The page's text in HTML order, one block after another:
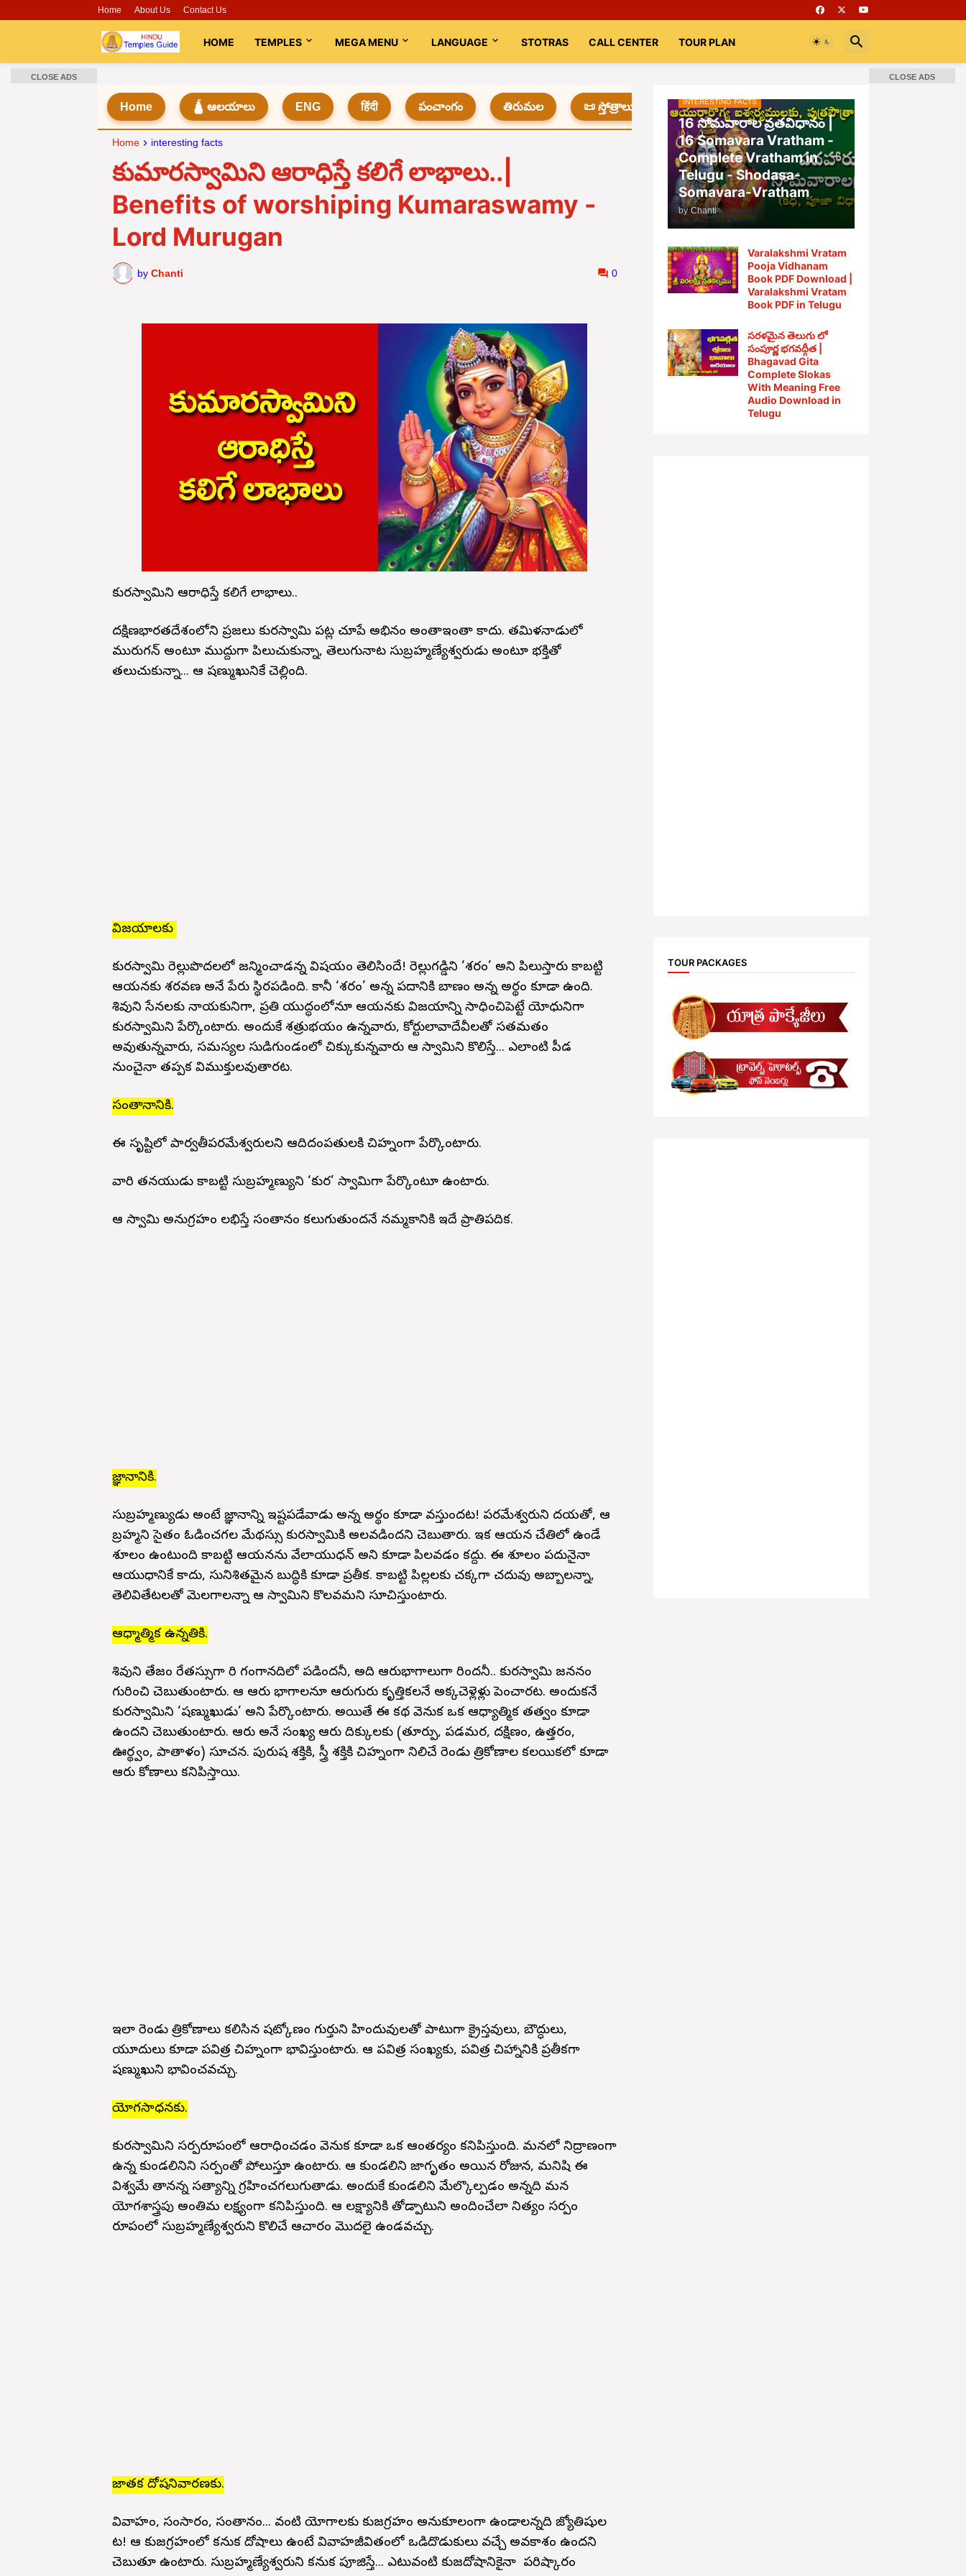
Home About Us Contact Us
HOME TEMPLES MEGA MENU LANGUAGE STOTRAS CALL CENTER TOUR PLAN
Home 🛕 ఆలయాలు ENG हिंदी పంచాంగం తిరుమల 📜 స్తోత్రాలు 📚 Books Rooms భగవద్గీత
Home interesting facts
కుమారస్వామిని ఆరాధిస్తే కలిగే లాభాలు..|
Benefits of worshiping Kumaraswamy -
Lord Murugan
by Chanti 0
కుమారస్వామిని ఆరాధిస్తే కలిగే లాభాలు..
దక్షిణభారతదేశంలోని ప్రజలు కుమారస్వామి పట్ల చూపే అభిమానం అంతాఇంతా కాదు. తమిళనాడులో
మురుగన్ అంటూ ముద్దుగా పిలుచుకున్నా, తెలుగునాట సుబ్రహ్మణ్యేశ్వరుడు అంటూ భక్తితో
తలుచుకున్నా... ఆ షణ్ముఖునికే చెల్లింది.
విజయాలకు
కుమారస్వామి రెల్లుపొదలలో జన్మించాడన్న విషయం తెలిసిందే! రెల్లుగడ్డిని ‘శరం’ అని పిలుస్తారు కాబట్టి
ఆయనకు శరవణ అనే పేరు స్థిరపడింది. కానీ ‘శరం’ అన్న పదానికి బాణం అన్న అర్థం కూడా ఉంది.
శివుని సేనలకు నాయకునిగా, ప్రతి యుద్ధంలోనూ ఆయనకు విజయాన్ని సాధించిపెట్టే యోధునిగా
కుమారస్వామిని పేర్కొంటారు. అందుకే శత్రుభయం ఉన్నవారు, కోర్టులావాదేవీలతో సతమతం
అవుతున్నవారు, సమస్యల సుడిగుండంలో చిక్కుకున్నవారు ఆ స్వామిని కొలిస్తే... ఎలాంటి పీడ
నుంచైనా తప్పక విముక్తులవుతారట.
సంతానానికి.
ఈ సృష్టిలో పార్వతీపరమేశ్వరులని ఆదిదంపతులకి చిహ్నంగా పేర్కొంటారు.
వారి తనయుడు కాబట్టి సుబ్రహ్మణ్యుని ‘కుమార’ స్వామిగా పేర్కొంటూ ఉంటారు.
ఆ స్వామి అనుగ్రహం లభిస్తే సంతానం కలుగుతుందనే నమ్మకానికి ఇదే ప్రాతిపదిక.
జ్ఞానానికి.
సుబ్రహ్మణ్యుడు అంటే జ్ఞానాన్ని ఇష్టపడేవాడు అన్న అర్థం కూడా వస్తుందట! పరమేశ్వరుని దయతో, ఆ
బ్రహ్మని సైతం ఓడించగల మేథస్సు కుమారస్వామికి అలవడిందని చెబుతారు. ఇక ఆయన చేతిలో ఉండే
శూలం ఉంటుంది కాబట్టి ఆయనను వేలాయుధన్ అని కూడా పిలవడం కద్దు. ఈ శూలం పదునైనా
ఆయుధానికే కాదు, సునిశితమైన బుద్ధికి కూడా ప్రతీక. కాబట్టి పిల్లలకు చక్కగా చదువు అబ్బాలన్నా,
తెలివితేటలతో మెలగాలన్నా ఆ స్వామిని కొలవమని సూచిస్తుంటారు.
ఆధ్మాత్మిక ఉన్నతికి.
శివుని తేజం రేతస్సుగా మారి గంగానదిలో పడిందనీ, అది ఆరుభాగాలుగా మారిందనీ.. కుమారస్వామి జననం
గురించి చెబుతుంటారు. ఆ ఆరు భాగాలనూ ఆరుగురు కృత్తికలనే అక్కచెళ్లెళ్లు పెంచారట. అందుకనే
కుమారస్వామిని ‘షణ్ముఖుడు’ అని పేర్కొంటారు. అయితే ఈ కథ వెనుక ఒక ఆధ్యాత్మిక తత్వం కూడా
ఉందని చెబుతుంటారు. ఆరు అనే సంఖ్య ఆరు దిక్కులకు (తూర్పు, పడమర, దక్షిణం, ఉత్తరం,
ఊర్థ్వం, పాతాళం) సూచన. పురుష శక్తికి, స్త్రీ శక్తికి చిహ్నంగా నిలిచే రెండు త్రికోణాల కలయికలో కూడా
ఆరు కోణాలు కనిపిస్తాయి.
ఇలా రెండు త్రికోణాలు కలిసిన షట్కోణం గుర్తుని హిందువులతో పాటుగా క్రైస్తవులు, బౌద్ధులు,
యూదులు కూడా పవిత్ర చిహ్నంగా భావిస్తుంటారు. ఆ పవిత్ర సంఖ్యకు, పవిత్ర చిహ్నానికి ప్రతీకగా
షణ్ముఖుని భావించవచ్చు.
యోగసాధనకు.
కుమారస్వామిని సర్పరూపంలో ఆరాధించడం వెనుక కూడా ఒక ఆంతర్యం కనిపిస్తుంది. మనలో నిద్రాణంగా
ఉన్న కుండలినిని సర్పంతో పోలుస్తూ ఉంటారు. ఆ కుండలిని జాగృతం అయిన రోజున, మనిషి ఈ
విశ్వమే తానన్న సత్యాన్ని గ్రహించగలుగుతాడు. అందుకే కుండలిని మేల్కొల్పడం అన్నది మన
యోగశాస్త్రపు అంతిమ లక్ష్యంగా కనిపిస్తుంది. ఆ లక్ష్యానికి తోడ్పాటుని అందించేలా నిత్యం సర్పం
రూపంలో సుబ్రహ్మణ్యేశ్వరుని కొలిచే ఆచారం మొదలై ఉండవచ్చు.
జాతక దోషనివారణకు.
వివాహం, సంసారం, సంతానం... వంటి యోగాలకు కుజగ్రహం అనుకూలంగా ఉండాలన్నది జ్యోతిషుల
మాట! ఆ కుజగ్రహంలో కనుక దోషాలు ఉంటే వివాహజీవితంలో ఒడిదొడుకులు వచ్చే అవకాశం ఉందని
చెబుతూ ఉంటారు. సుబ్రహ్మణ్యేశ్వరుని కనుక పూజిస్తే... ఎటువంటి కుజదోషానికైనా పరిష్కారం
INTERESTING FACTS
16 సోమవారాల వ్రతవిధానం |
16 Somavara Vratham -
Complete Vratham in
Telugu - Shodasa-
Somavara-Vratham
by Chanti
Varalakshmi Vratam
Pooja Vidhanam
Book PDF Download |
Varalakshmi Vratam
Book PDF in Telugu
సరళమైన తెలుగు లో
సంపూర్ణ భగవద్గీత |
Bhagavad Gita
Complete Slokas
With Meaning Free
Audio Download in
Telugu
TOUR PACKAGES
CLOSE ADS CLOSE ADS